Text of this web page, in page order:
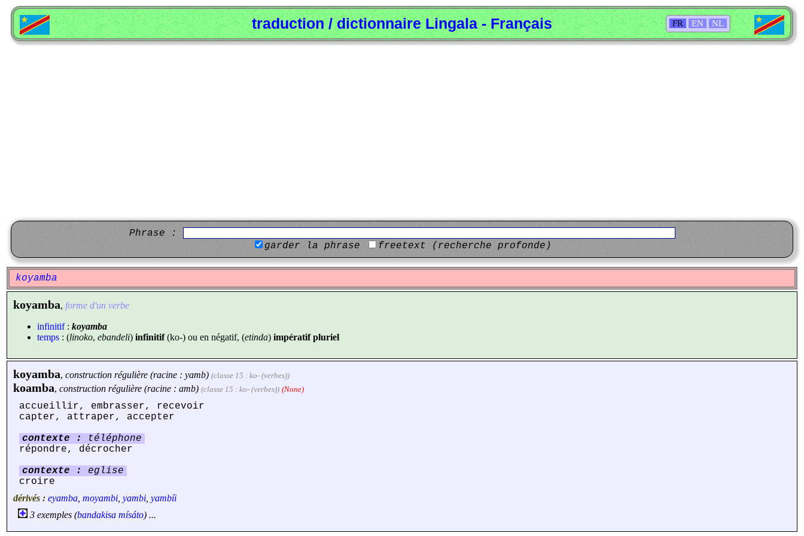
FR EN NL
traduction / dictionnaire Lingala - Français
Phrase :
garder la phrase
freetext (recherche profonde)
koyamba
koyamba, forme d'un verbe
infinitif: koyamba
temps : (linoko, ebandeli) infinitif(ko-) ou en négatif, (etinda) impératif pluriel
koyamba, construction régulière (racine : yamb) (classe 15 : ko- (verbes))
koamba, construction régulière (racine : amb) (classe 15 : ko- (verbes)) (None)
accueillir, embrasser, recevoir
capter, attraper, accepter
contexte :
téléphone
répondre, décrocher
contexte :
eglise
croire
dérivés : eyamba moyambi yambi yambíi
3 exemples (bandakisa mísáto) ...